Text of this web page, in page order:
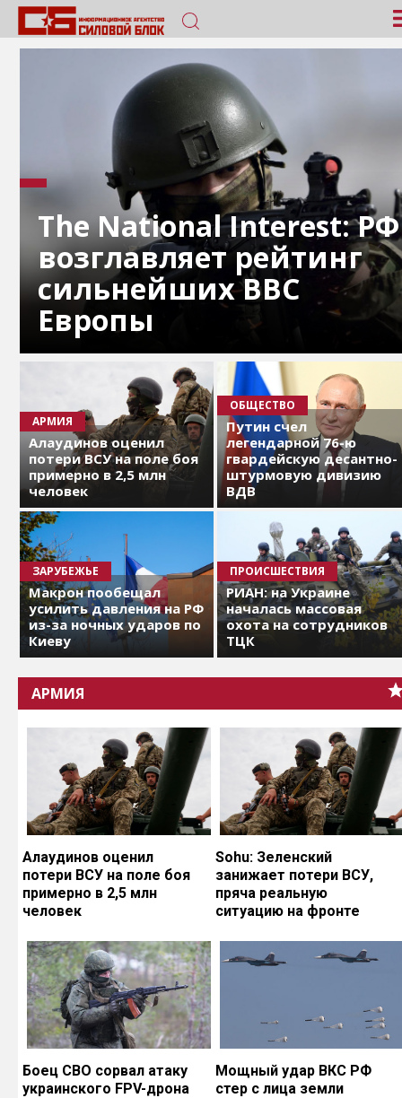
The National Interest: РФ
возглавляет рейтинг
сильнейших ВВС
Европы
АРМИЯ
Алаудинов оценил
потери ВСУ на поле боя
примерно в 2,5 млн
человек
ОБЩЕСТВО
Путин счел
легендарной 76-ю
гвардейскую десантно-
штурмовую дивизию
ВДВ
ЗАРУБЕЖЬЕ
Макрон пообещал
усилить давления на РФ
из-за ночных ударов по
Киеву
ПРОИСШЕСТВИЯ
РИАН: на Украине
началась массовая
охота на сотрудников
ТЦК
АРМИЯ
Алаудинов оценил
потери ВСУ на поле боя
примерно в 2,5 млн
человек
Sohu: Зеленский
занижает потери ВСУ,
пряча реальную
ситуацию на фронте
Боец СВО сорвал атаку
украинского FPV-дрона
Мощный удар ВКС РФ
стер с лица земли